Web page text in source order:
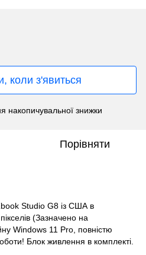
коли з'явиться
накопичувальної знижки
Порівняти
Studio G8 із США в
(Зазначено на
Windows 11 Pro, повністю
Блок живлення в комплекті.